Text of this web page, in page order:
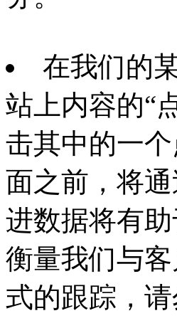
在我们的
站上内容的“
击其中的一
面之前，将
进数据将有
衡量我们与
式的跟踪，